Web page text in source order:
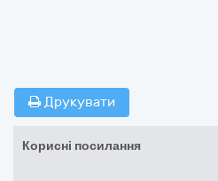
Друкувати
Корисні посилання